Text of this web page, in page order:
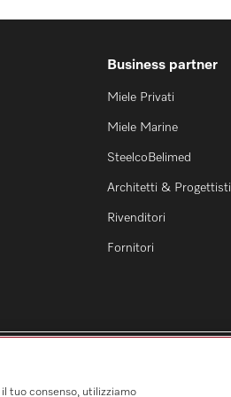
Business partner
Miele Privati
Miele Marine
SteelcoBelimed
Architetti & Progettisti
Rivenditori
Fornitori
tuo consenso, utilizziamo